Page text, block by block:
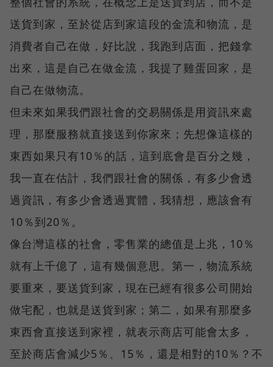
送貨到家，至於從店到家這段的金流和物流，是
消費者自己在做，好比說，我跑到店面，把錢拿
出來，這是自己在做金流，我提了雞蛋回家，是
自己在做物流。
但未來如果我們跟社會的交易關係是用資訊來處
理，那麼服務就直接送到你家來；先想像這樣的
東西如果只有10％的話，這到底會是百分之幾，
我一直在估計，我們跟社會的關係，有多少會透
過資訊，有多少會透過實體，我猜想，應該會有
10％到20％。
像台灣這樣的社會，零售業的總值是上兆，10％
就有上千億了，這有幾個意思。第一，物流系統
要重來，要送貨到家，現在已經有很多公司開始
做宅配，也就是送貨到家；第二，如果有那麼多
東西會直接送到家裡，就表示商店可能會太多，
至於商店會減少5％、15％，還是相對的10％？不